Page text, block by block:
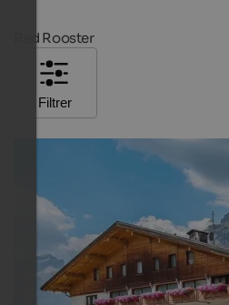
Red Rooster
Filtrer